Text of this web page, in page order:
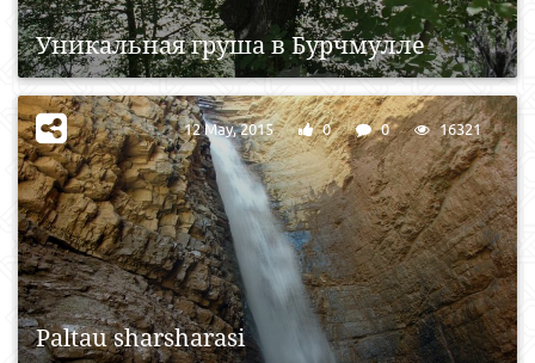
Уникальная груша в Бурчмулле
Paltau sharsharasi
12 May, 2015 0 0 16321